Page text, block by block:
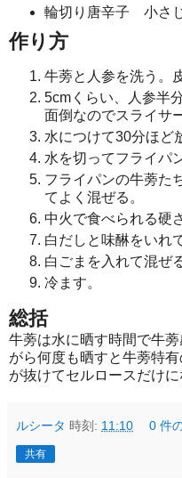
輪切り唐辛子 小さ
作り方
牛蒡と人参を洗う。
5cmくらい、人参半
面倒なのでスライサ
水につけて30分ほど
水を切ってフライパ
フライパンの牛蒡た
てよく混ぜる。
中火で食べられる硬
白だしと味醂をいれ
白ごまを入れて混ぜ
冷ます。
総括
牛蒡は水に晒す時間で牛
がら何度も晒すと牛蒡特
が抜けてセルロースだけに
ルシータ 時刻: 11:10 0 件
共有